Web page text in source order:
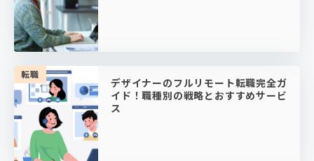
転職
デザイナーのフルリモート転職完全ガ
イド！職種別の戦略とおすすめサービ
ス